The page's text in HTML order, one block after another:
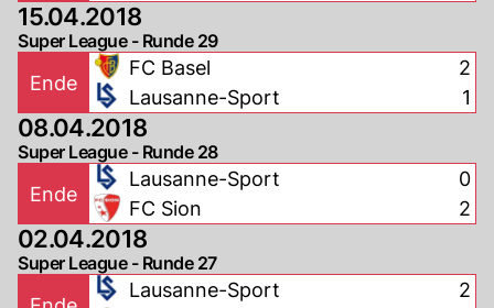
15.04.2018
Super League - Runde 29
Ende
FC Basel
Lausanne-Sport
2
1
08.04.2018
Super League - Runde 28
Ende
Lausanne-Sport
FC Sion
0
2
02.04.2018
Super League - Runde 27
Lausanne-Sport 2